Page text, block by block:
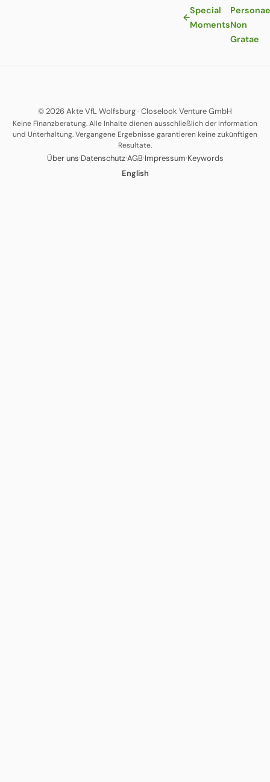
←
Special
Moments
Personae
Non
Gratae
© 2026 Akte VfL Wolfsburg· Closelook Venture GmbH
Keine Finanzberatung. Alle Inhalte dienen ausschließlich der Information
und Unterhaltung. Vergangene Ergebnisse garantieren keine zukünftigen
Resultate.
Über uns·Datenschutz·AGB·Impressum·Keywords
English